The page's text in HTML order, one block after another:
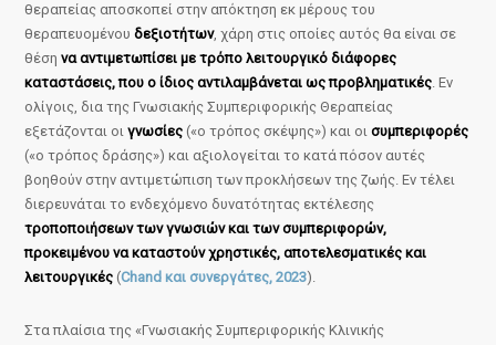
θεραπείας αποσκοπεί στην απόκτηση εκ μέρους του
θεραπευομένουδεξιοτήτων, χάρη στις οποίες αυτός θα είναι σε
θέσηνα αντιμετωπίσει με τρόπο λειτουργικό διάφορες
καταστάσεις, που ο ίδιος αντιλαμβάνεται ως προβληματικές. Εν
ολίγοις, δια της Γνωσιακής Συμπεριφορικής Θεραπείας
εξετάζονται οιγνωσίες («ο τρόπος σκέψης») και οισυμπεριφορές
(«ο τρόπος δράσης») και αξιολογείται το κατά πόσον αυτές
βοηθούν στην αντιμετώπιση των προκλήσεων της ζωής. Εν τέλει
διερευνάται το ενδεχόμενο δυνατότητας εκτέλεσης
τροποποιήσεων των γνωσιών και των συμπεριφορών,
προκειμένου να καταστούν χρηστικές, αποτελεσματικές και
λειτουργικές (Chand και συνεργάτες, 2023).
Στα πλαίσια της «Γνωσιακής Συμπεριφορικής Κλινικής